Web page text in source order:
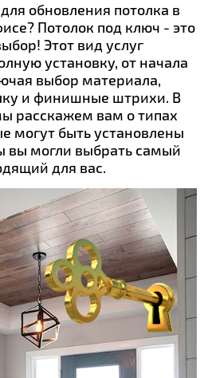
обновления потолка в
Потолок под ключ - это
Этот вид услуг
установку, от начала
выбор материала,
и финишные штрихи. В
расскажем вам о типах
могут быть установлены
вы могли выбрать самый
для вас.